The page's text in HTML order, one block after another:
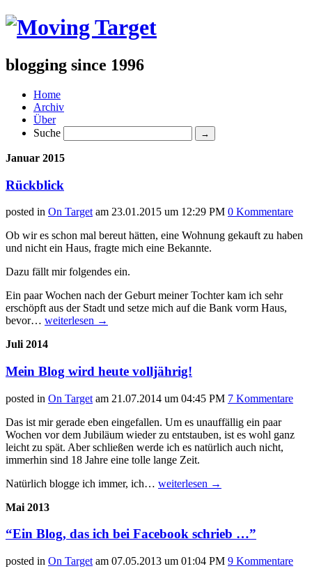
blogging since 1996
Home
Archiv
Über
Suche
Januar 2015
Rückblick
posted in On Target am 23.01.2015 um 12:29 PM 0 Kommentare
Ob wir es schon mal bereut hätten, eine Wohnung gekauft zu haben
und nicht ein Haus, fragte mich eine Bekannte.
Dazu fällt mir folgendes ein.
Ein paar Wochen nach der Geburt meiner Tochter kam ich sehr
erschöpft aus der Stadt und setze mich auf die Bank vorm Haus,
bevor… weiterlesen →
Juli 2014
Mein Blog wird heute volljährig!
posted in On Target am 21.07.2014 um 04:45 PM 7 Kommentare
Das ist mir gerade eben eingefallen. Um es unauffällig ein paar
Wochen vor dem Jubiläum wieder zu entstauben, ist es wohl ganz
leicht zu spät. Aber schließen werde ich es natürlich auch nicht,
immerhin sind 18 Jahre eine tolle lange Zeit.
Natürlich blogge ich immer, ich… weiterlesen →
Mai 2013
“Ein Blog, das ich bei Facebook schrieb …”
posted in On Target am 07.05.2013 um 01:04 PM 9 Kommentare